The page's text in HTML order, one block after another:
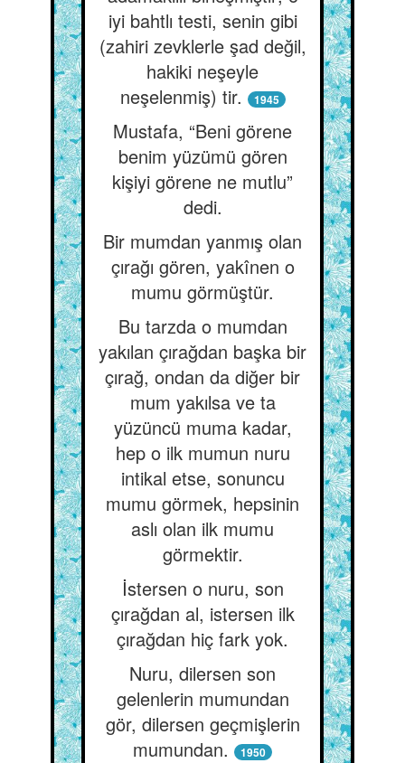
iyi bahtlı testi, senin gibi
(zahiri zevklerle şad değil,
hakiki neşeyle
neşelenmiş) tir.
1945
Mustafa, “Beni görene
benim yüzümü gören
kişiyi görene ne mutlu”
dedi.
Bir mumdan yanmış olan
çırağı gören, yakînen o
mumu görmüştür.
Bu tarzda o mumdan
yakılan çırağdan başka bir
çırağ, ondan da diğer bir
mum yakılsa ve ta
yüzüncü muma kadar,
hep o ilk mumun nuru
intikal etse, sonuncu
mumu görmek, hepsinin
aslı olan ilk mumu
görmektir.
İstersen o nuru, son
çırağdan al, istersen ilk
çırağdan hiç fark yok.
Nuru, dilersen son
gelenlerin mumundan
gör, dilersen geçmişlerin
mumundan.
1950